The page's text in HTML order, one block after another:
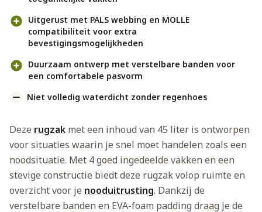
Uitgerust met PALS webbing en MOLLE
compatibiliteit voor extra
bevestigingsmogelijkheden
Duurzaam ontwerp met verstelbare banden voor
een comfortabele pasvorm
Niet volledig waterdicht zonder regenhoes
Deze rugzak met een inhoud van 45 liter is ontworpen
voor situaties waarin je snel moet handelen zoals een
noodsituatie. Met 4 goed ingedeelde vakken en een
stevige constructie biedt deze rugzak volop ruimte en
overzicht voor je nooduitrusting. Dankzij de
verstelbare banden en EVA-foam padding draag je de